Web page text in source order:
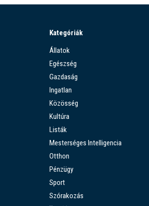
Kategóriák
Állatok
Egészség
Gazdaság
Ingatlan
Közösség
Kultúra
Listák
Mesterséges Intelligencia
Otthon
Pénzügy
Sport
Szórakozás